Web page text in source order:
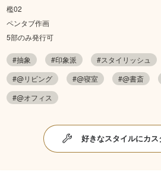
檻02
ペンタブ作画
5部のみ発行可
#抽象 #印象派 #スタイリッシュ
#@リビング
#@寝室 #@書斎
#@オフィス
好きなスタイルにカ